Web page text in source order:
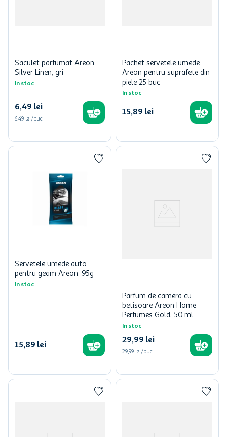
Saculet parfumat Areon
Silver Linen, gri
In stoc
6,49 lei
6,49 lei/buc
Pachet servetele umede
Areon pentru suprafete din
piele 25 buc
In stoc
15,89 lei
Servetele umede auto
pentru geam Areon, 95g
In stoc
15,89 lei
Parfum de camera cu
betisoare Areon Home
Perfumes Gold, 50 ml
In stoc
29,99 lei
29,99 lei/buc